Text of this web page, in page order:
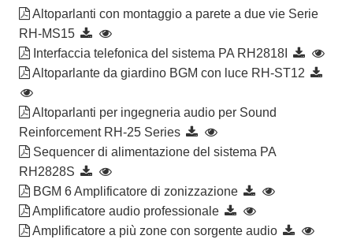
Altoparlanti con montaggio a parete a due vie Serie
RH-MS15
Interfaccia telefonica del sistema PA RH2818I
Altoparlante da giardino BGM con luce RH-ST12
Altoparlanti per ingegneria audio per Sound
Reinforcement RH-25 Series
Sequencer di alimentazione del sistema PA
RH2828S
BGM 6 Amplificatore di zonizzazione
Amplificatore audio professionale
Amplificatore a più zone con sorgente audio